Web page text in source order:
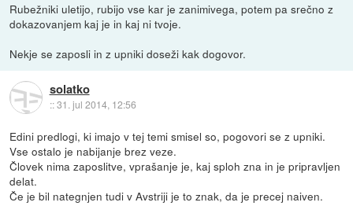
Rubežniki uletijo, rubijo vse kar je zanimivega, potem pa srečno z
dokazovanjem kaj je in kaj ni tvoje.
Nekje se zaposli in z upniki doseži kak dogovor.
solatko
::31. jul 2014, 12:56
Edini predlogi, ki imajo v tej temi smisel so, pogovori se z upniki.
Vse ostalo je nabijanje brez veze.
Človek nima zaposlitve, vprašanje je, kaj sploh zna in je pripravljen
delat.
Če je bil nategnjen tudi v Avstriji je to znak, da je precej naiven.